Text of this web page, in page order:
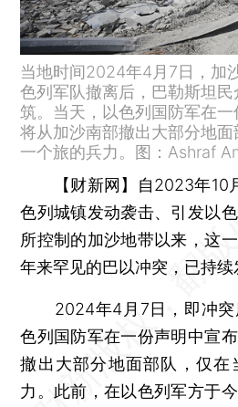
当地时间2024年4月7日，加
色列军队撤离后，巴勒斯坦
筑。当天，以色列国防军在
将从加沙南部撤出大部分地
一个旅的兵力。图：Ashraf
【财新网】
自2023年10
色列城镇发动袭击、引发以
所控制的加沙地带以来，这
年来罕见的巴以冲突，已持续
2024年4月7日，即冲突
色列国防军在一份声明中宣
撤出大部分地面部队，仅在
力。此前，在以色列军方于